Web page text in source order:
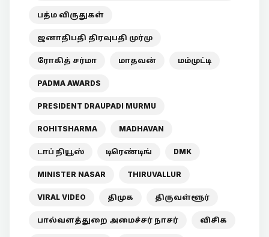
பத்ம விருதுகள்
ஜனாதிபதி திரவுபதி முர்மு
ரோகித் சர்மா மாதவன் மம்முட்டி
PADMA AWARDS
PRESIDENT DRAUPADI MURMU
ROHITSHARMA MADHAVAN
டாப் நியூஸ் டிரெண்டிங் DMK
MINISTER NASAR THIRUVALLUR
VIRAL VIDEO திமுக திருவள்ளூர்
பால்வளத்துறை அமைச்சர் நாசர் விசிக